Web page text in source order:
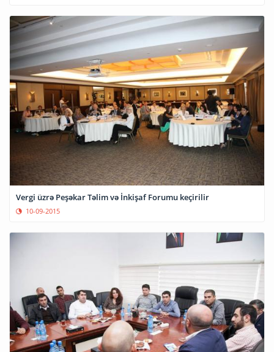
Vergi üzrə Peşəkar Təlim və İnkişaf Forumu keçirilir
10-09-2015